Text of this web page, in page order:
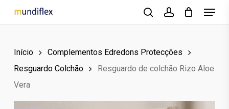
to
content
searchaccount
Menu
Início
Complementos Edredons Protecções
Resguardo Colchão
Resguardo de colchão Rizo Aloe
Vera